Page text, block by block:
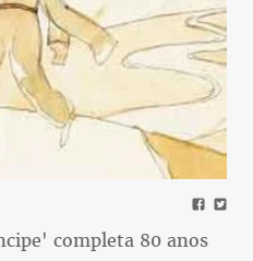
completa 80 anos